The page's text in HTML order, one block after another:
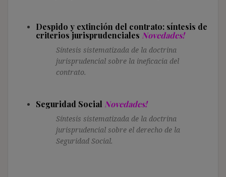
Despido y extinción del contrato: síntesis de
criterios jurisprudenciales Novedades!
Síntesis sistematizada de la doctrina
jurisprudencial sobre la ineficacia del
contrato.
Seguridad Social Novedades!
Síntesis sistematizada de la doctrina
jurisprudencial sobre el derecho de la
Seguridad Social.